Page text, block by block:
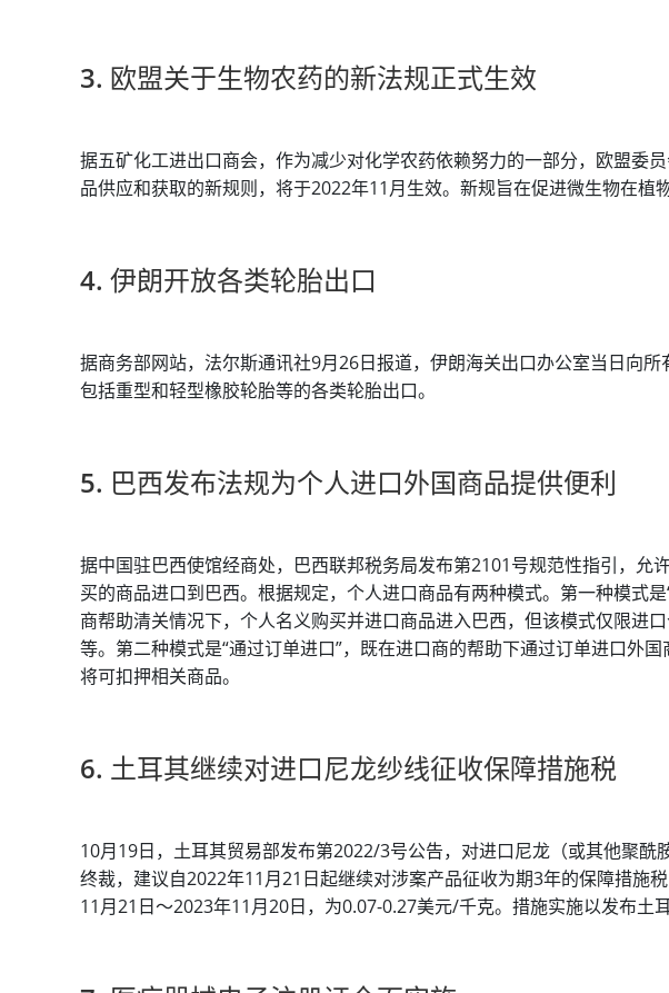
3. 欧盟关于生物农药的新法规正式生效
据五矿化工进出口商会，作为减少对化学农药依赖努力的一部分，欧盟委
品供应和获取的新规则，将于2022年11月生效。新规旨在促进微生物在植
4. 伊朗开放各类轮胎出口
据商务部网站，法尔斯通讯社9月26日报道，伊朗海关出口办公室当日向
包括重型和轻型橡胶轮胎等的各类轮胎出口。
5. 巴西发布法规为个人进口外国商品提供便利
据中国驻巴西使馆经商处，巴西联邦税务局发布第2101号规范性指引，允
买的商品进口到巴西。根据规定，个人进口商品有两种模式。第一种模式
商帮助清关情况下，个人名义购买并进口商品进入巴西，但该模式仅限进
等。第二种模式是“通过订单进口”，既在进口商的帮助下通过订单进口外
将可扣押相关商品。
6. 土耳其继续对进口尼龙纱线征收保障措施税
10月19日，土耳其贸易部发布第2022/3号公告，对进口尼龙（或其他聚酰
终裁，建议自2022年11月21日起继续对涉案产品征收为期3年的保障措施
11月21日～2023年11月20日，为0.07-0.27美元/千克。措施实施以发布土